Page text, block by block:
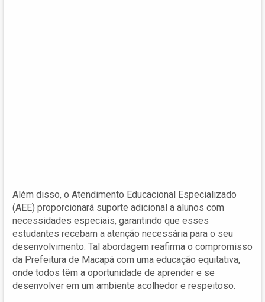
Além disso, o Atendimento Educacional Especializado
(AEE) proporcionará suporte adicional a alunos com
necessidades especiais, garantindo que esses
estudantes recebam a atenção necessária para o seu
desenvolvimento. Tal abordagem reafirma o compromisso
da Prefeitura de Macapá com uma educação equitativa,
onde todos têm a oportunidade de aprender e se
desenvolver em um ambiente acolhedor e respeitoso.